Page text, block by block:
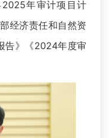
年审计项目计
经济责任和自然资
告》《2024年度审